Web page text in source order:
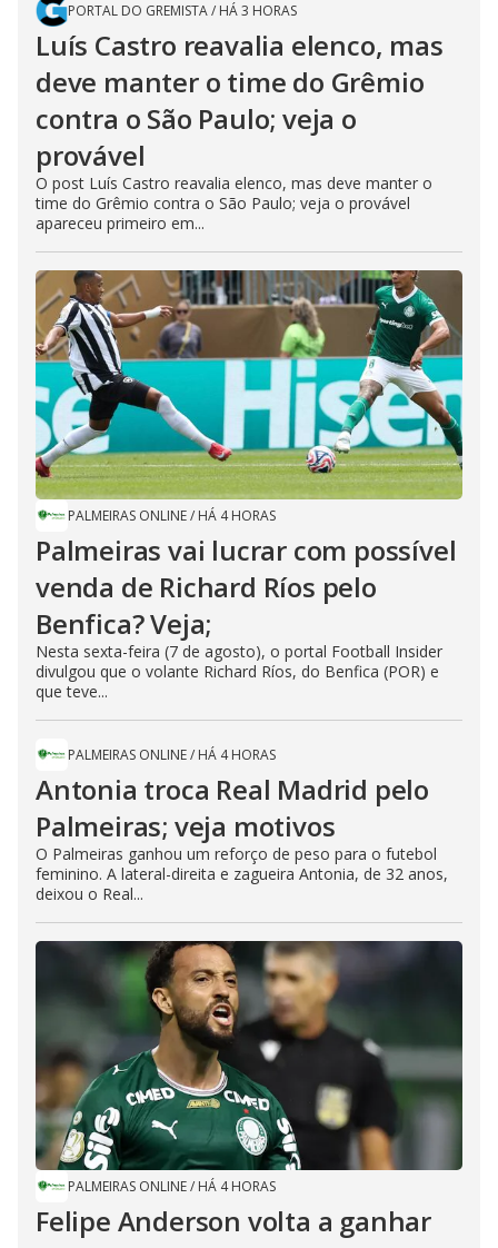
PORTAL DO GREMISTA/ HÁ 3 HORAS
Luís Castro reavalia elenco, mas
deve manter o time do Grêmio
contra o São Paulo; veja o
provável
O post Luís Castro reavalia elenco, mas deve manter o
time do Grêmio contra o São Paulo; veja o provável
apareceu primeiro em...
PALMEIRAS ONLINE/ HÁ 4 HORAS
Palmeiras vai lucrar com possível
venda de Richard Ríos pelo
Benfica? Veja;
Nesta sexta-feira (7 de agosto), o portal Football Insider
divulgou que o volante Richard Ríos, do Benfica (POR) e
que teve...
PALMEIRAS ONLINE/ HÁ 4 HORAS
Antonia troca Real Madrid pelo
Palmeiras; veja motivos
O Palmeiras ganhou um reforço de peso para o futebol
feminino. A lateral-direita e zagueira Antonia, de 32 anos,
deixou o Real...
PALMEIRAS ONLINE/ HÁ 4 HORAS
Felipe Anderson volta a ganhar